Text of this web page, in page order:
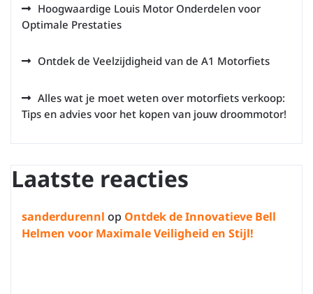
Hoogwaardige Louis Motor Onderdelen voor
Optimale Prestaties
Ontdek de Veelzijdigheid van de A1 Motorfiets
Alles wat je moet weten over motorfiets verkoop:
Tips en advies voor het kopen van jouw droommotor!
Laatste reacties
sanderdurennl op Ontdek de Innovatieve Bell
Helmen voor Maximale Veiligheid en Stijl!